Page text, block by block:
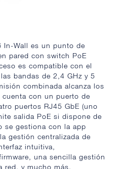
Wall es un punto de
pared con switch PoE
es compatible con el
bandas de 2,4 GHz y 5
combinada alcanza los
con un puerto de
puertos RJ45 GbE (uno
salida PoE si dispone de
se gestiona con la app
gestión centralizada de
intuitiva,
una sencilla gestión
red, y mucho más.